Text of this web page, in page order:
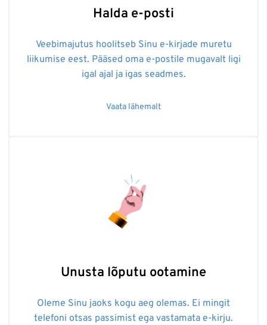
Halda e-posti
Veebimajutus hoolitseb Sinu e-kirjade muretu
liikumise eest. Pääsed oma e-postile mugavalt ligi
igal ajal ja igas seadmes.
Vaata lähemalt
Unusta lõputu ootamine
Oleme Sinu jaoks kogu aeg olemas. Ei mingit
telefoni otsas passimist ega vastamata e-kirju.